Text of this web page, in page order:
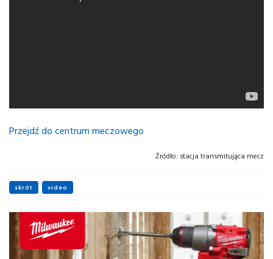
Przejdź do centrum meczowego
Źródło: stacja transmitująca mecz
skrót video